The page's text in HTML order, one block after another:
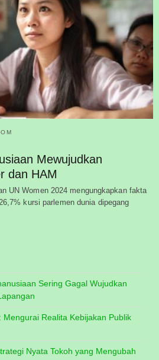
Mewujudkan
dan HAM
UN Women 2024 mengungkapkan fakta
kursi parlemen dunia dipegang
Sering Gagal Wujudkan
Mengurai Realita Kebijakan Publik
Nyata Tokoh yang Mengubah